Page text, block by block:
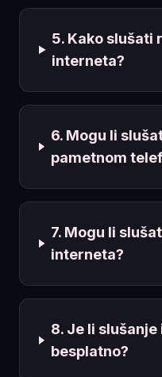
5. Kako slušati
interneta?
6. Mogu li
pametnom
7. Mogu li
interneta?
8. Je li
besplatno?